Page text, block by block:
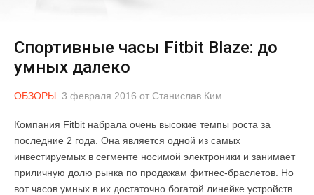
Спортивные часы Fitbit Blaze: до
умных далеко
ОБЗОРЫ 3 февраля 2016 от Станислав Ким
Компания Fitbit набрала очень высокие темпы роста за
последние 2 года. Она является одной из самых
инвестируемых в сегменте носимой электроники и занимает
приличную долю рынка по продажам фитнес-браслетов. Но
вот часов умных в их достаточно богатой линейке устройств